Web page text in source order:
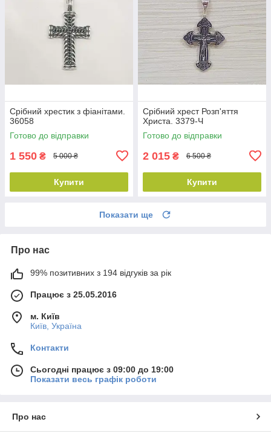
Срібний хрестик з фіанітами.
36058
Готово до відправки
1 550 ₴ 5 000 ₴
Купити
Срібний хрест Розп'яття
Христа. 3379-Ч
Готово до відправки
2 015 ₴ 6 500 ₴
Купити
Показати ще
Про нас
99% позитивних з 194 відгуків за рік
Працює з 25.05.2016
м. Київ
Київ, Україна
Контакти
Сьогодні працює з 09:00 до 19:00
Показати весь графік роботи
Про нас